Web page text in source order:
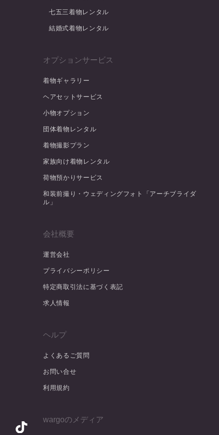
七五三着物レンタル
結婚式着物レンタル
オプションサービス
着物ギャラリー
ヘアセットサービス
小物オプション
団体着物レンタル
着物撮影プラン
家族向け着物レンタル
荷物預かりサービス
和装前撮り・ウェディングフォト「アーチブライダ
ル」
会社概要
運営会社
プライバシーポリシー
特定商取引法に基づく表記
求人情報
ヘルプ
よくあるご質問
お問い合せ
利用規約
wargoのメディア